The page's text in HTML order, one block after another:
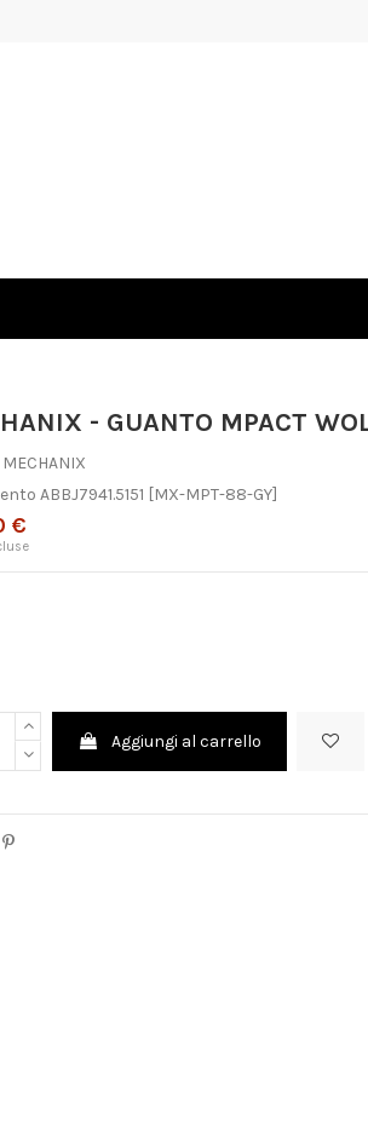
- GUANTO MPACT
MECHANIX
ABBJ7941.5151 [MX-MPT-88-GY]
€
Aggiungi al carrello